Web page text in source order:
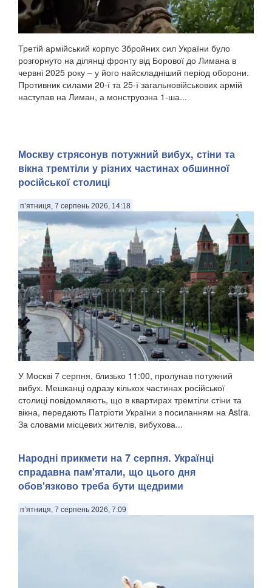
Третій армійський корпус Збройних сил України було
розгорнуто на ділянці фронту від Борової до Лимана в
червні 2025 року – у його найскладніший період оборони.
Противник силами 20-ї та 25-ї загальновійськових армій
наступав на Лиман, а монструозна 1-ша...
Москву стрясонув потужний вибух, стіни та
вікна тремтіли у різних частинах обшинної
російської столиці
п’ятниця, 7 серпень 2026, 14:18
У Москві 7 серпня, близько 11:00, пролунав потужний
вибух. Мешканці одразу кількох частинах російської
столиці повідомляють, що в квартирах тремтіли стіни та
вікна, передають Патріоти України з посиланням на Astra.
За словами місцевих жителів, вибухова...
Народні прикмети на 7 серпня. Українці
спрадавна пам'ятали, що цього дня
обов'язково треба бути щедрими
п’ятниця, 7 серпень 2026, 7:09